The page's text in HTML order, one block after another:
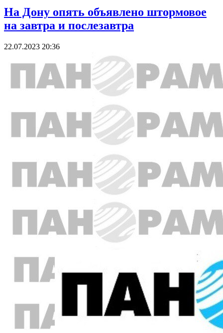
На Дону опять объявлено штормовое
на завтра и послезавтра
22.07.2023 20:36